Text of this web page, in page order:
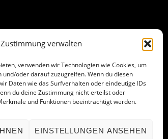
verwalten
verwenden wir Technologien wie Cookies, um
oder darauf zuzugreifen. Wenn du diesen
Daten wie das Surfverhalten oder eindeutige IDs
du deine Zustimmung nicht erteilst oder
und Funktionen beeinträchtigt werden.
EINSTELLUNGEN ANSEHEN